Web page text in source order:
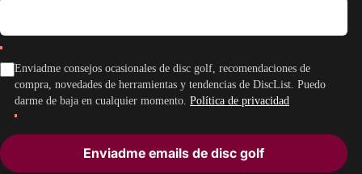
Enviadme consejos ocasionales de disc golf, recomendaciones de
compra, novedades de herramientas y tendencias de DiscList. Puedo
darme de baja en cualquier momento. Política de privacidad
Enviadme emails de disc golf